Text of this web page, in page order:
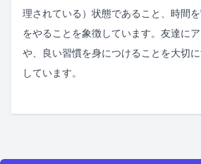
理されている）状態であること、時間
をやることを象徴しています。友達に
や、良い習慣を身につけることを大切
しています。